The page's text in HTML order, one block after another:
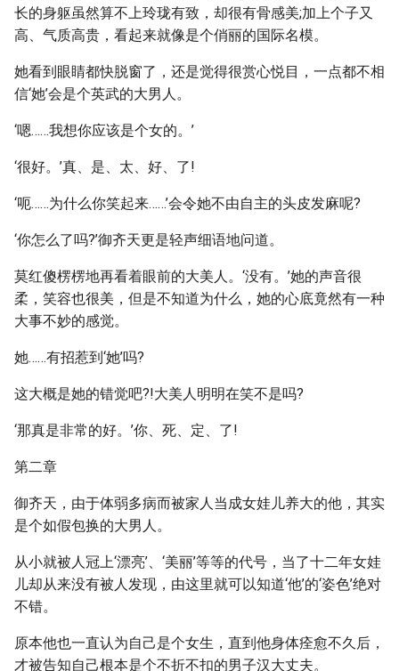
长的身躯虽然算不上玲珑有致，却很有骨感美;加上个子又
高、气质高贵，看起来就像是个俏丽的国际名模。
她看到眼睛都快脱窗了，还是觉得很赏心悦目，一点都不相
信‘她’会是个英武的大男人。
‘嗯……我想你应该是个女的。’
‘很好。’真、是、太、好、了!
‘呃……为什么你笑起来……’会令她不由自主的头皮发麻呢?
‘你怎么了吗?’御齐天更是轻声细语地问道。
莫红傻楞楞地再看着眼前的大美人。‘没有。’她的声音很
柔，笑容也很美，但是不知道为什么，她的心底竟然有一种
大事不妙的感觉。
她……有招惹到‘她’吗?
这大概是她的错觉吧?!大美人明明在笑不是吗?
‘那真是非常的好。’你、死、定、了!
第二章
御齐天，由于体弱多病而被家人当成女娃儿养大的他，其实
是个如假包换的大男人。
从小就被人冠上‘漂亮’、‘美丽’等等的代号，当了十二年女娃
儿却从来没有被人发现，由这里就可以知道‘他’的‘姿色’绝对
不错。
原本他也一直认为自己是个女生，直到他身体痊愈不久后，
才被告知自己根本是个不折不扣的男子汉大丈夫。